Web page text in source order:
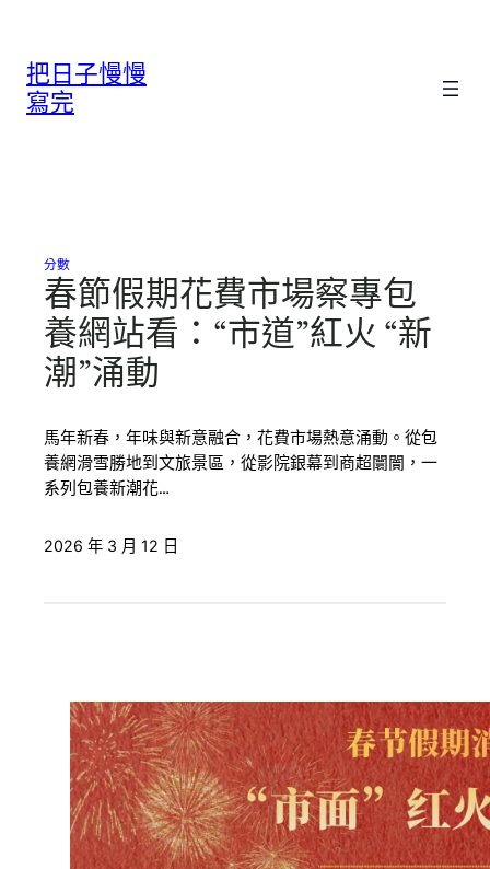
把日子慢慢
寫完
分數
春節假期花費市場察專包
養網站看：“市道”紅火 “新
潮”涌動
馬年新春，年味與新意融合，花費市場熱意涌動。從包
養網滑雪勝地到文旅景區，從影院銀幕到商超闤闠，一
系列包養新潮花…
2026 年 3 月 12 日